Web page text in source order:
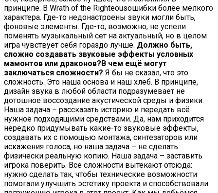
принципе. В Wrath of the Righteousошибки более мелкого
характера. Где-то недонастроены звуки могли быть,
фоновые элементы. Где-то, возможно, не успели
поменять музыкальный сет на актуальный, но в целом
игра чувствует себя гораздо лучше. Должно быть,
сложно создавать звуковые эффекты условных
мамонтов или драконов?В чем ещё могут
заключаться сложности? Я бы не сказал, что это
сложность. Это наша основа и наш хлеб. В принципе,
дизайн звука в любой области подразумевает не
дотошное воссоздание акустической среды и физики.
Наша задача – рассказать историю и передать всё
нужное подходящими средствами. Да, нам приходится
нередко придумывать какие-то звуковые эффекты,
создавать их с помощью монтажа, синтезаторов или
искажения голоса, но наша задача – не сделать
физически реальную копию. Наша задача – заставить
игрока поверить. Все сложности вытекают отсюда:
нужно сделать так, чтобы технические возможности
помогали улучшить эстетику проекта и способствовали